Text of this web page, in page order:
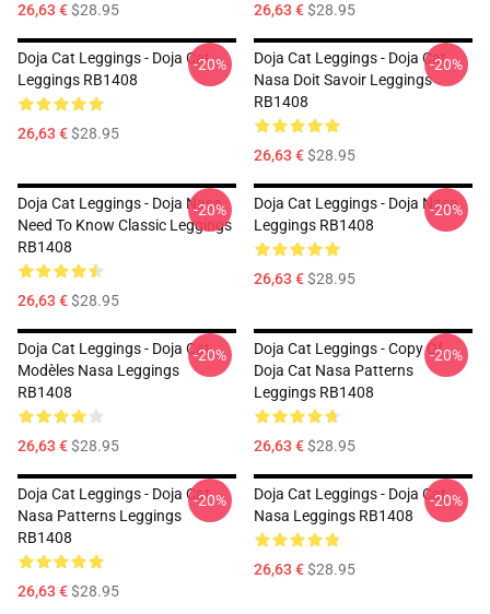
26,63 €$28.95 26,63 €$28.95
Doja Cat Leggings - Doja Cat
Leggings RB1408
26,63 €$28.95
-20%
Doja Cat Leggings - Doja Cat
Nasa Doit Savoir Leggings
RB1408
26,63 €$28.95
-20%
Doja Cat Leggings - Doja Nasa
Need To Know Classic Leggings
RB1408
26,63 €$28.95
-20%
Doja Cat Leggings - Doja Nasa
Leggings RB1408
26,63 €$28.95
-20%
Doja Cat Leggings - Doja Cat
Modèles Nasa Leggings
RB1408
26,63 €$28.95
-20%
Doja Cat Leggings - Copy Of
Doja Cat Nasa Patterns
Leggings RB1408
26,63 €$28.95
-20%
Doja Cat Leggings - Doja Cat
Nasa Patterns Leggings
RB1408
26,63 €$28.95
-20%
Doja Cat Leggings - Doja Cat
Nasa Leggings RB1408
26,63 €$28.95
-20%